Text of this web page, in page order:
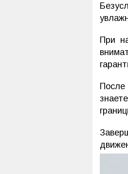
При
После